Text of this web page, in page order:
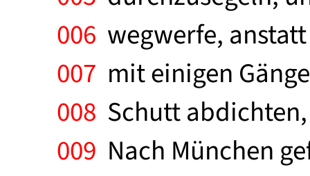
006 wegwerfe,
007 mit einigen
008 Schutt
009 Nach München